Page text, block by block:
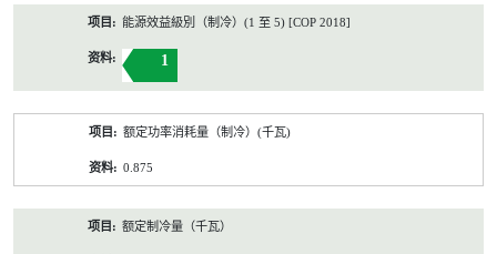
能源效益級別（制冷）(1 至 5) [COP 2018]
1
额定功率消耗量（制冷）(千瓦)
0.875
额定制冷量（千瓦）